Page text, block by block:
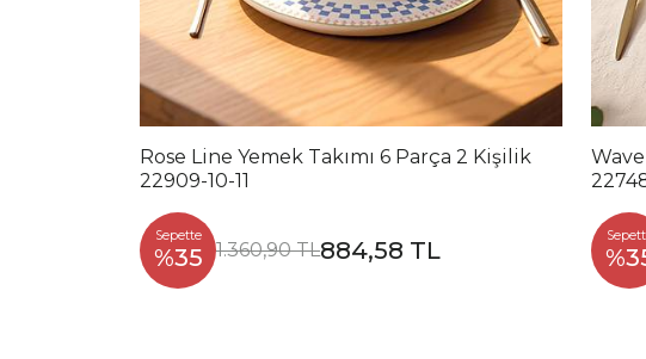
Rose Line Yemek Takımı 6 Parça 2 Kişilik
22909-10-11
Sepette
%35 1.360,90 TL884,58 TL